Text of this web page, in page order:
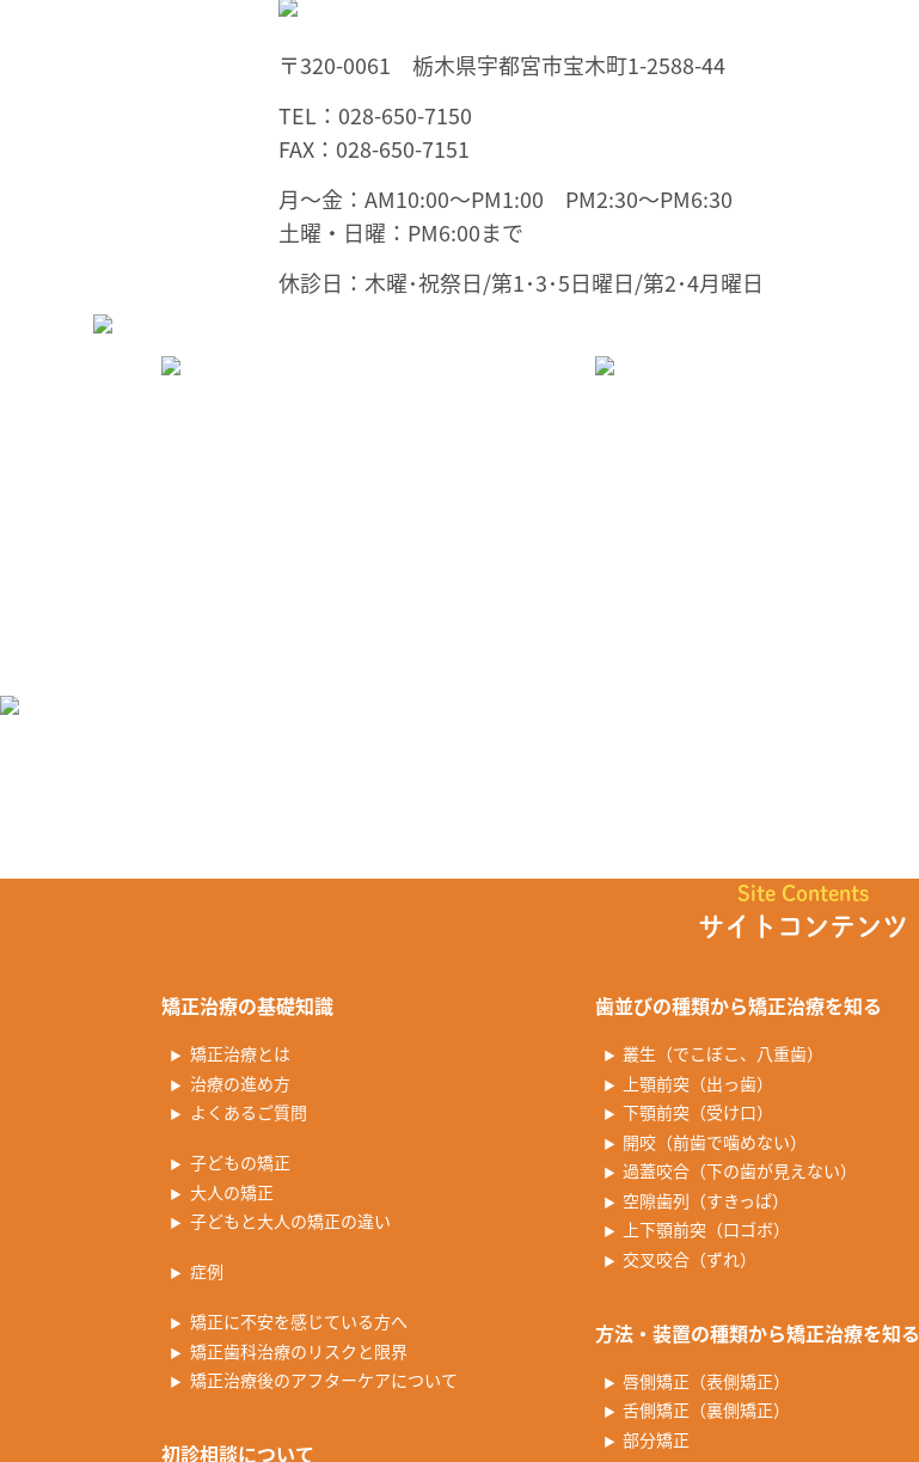
〒320-0061 栃木県宇都宮市宝木町1-2588-44
TEL：028-650-7150
FAX：028-650-7151
月～金：AM10:00～PM1:00 PM2:30～PM6:30
土曜・日曜：PM6:00まで
休診日：木曜･祝祭日/第1･3･5日曜日/第2･4月曜日
Site Contents
サイトコンテンツ
矯正治療の基礎知識
矯正治療とは
治療の進め方
よくあるご質問
子どもの矯正
大人の矯正
子どもと大人の矯正の違い
症例
矯正に不安を感じている方へ
矯正歯科治療のリスクと限界
矯正治療後のアフターケアについて
初診相談について
歯並びの種類から矯正治療を知る
叢生（でこぼこ、八重歯）
上顎前突（出っ歯）
下顎前突（受け口）
開咬（前歯で噛めない）
過蓋咬合（下の歯が見えない）
空隙歯列（すきっぱ）
上下顎前突（口ゴボ）
交叉咬合（ずれ）
方法・装置の種類から矯正治療を知る
唇側矯正（表側矯正）
舌側矯正（裏側矯正）
部分矯正